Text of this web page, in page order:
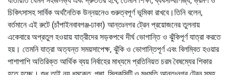
চিকিৎসাসহ সার্বিক অর্থনৈতিক উন্নয়নেও গুরুত্বপূর্ণ ভূমিকা রাখবে।তিনি বলেন,
বর্তমানে এই রুটে (চাঁপাইনবাবগঞ্জ-ঢাকা) আন্তঃনগর ট্রেন প্রয়োজনের তুলনায়
একেবারে অপ্রতুল হওয়ায় যাত্রীদের সড়কপথে দীর্ঘ ভোগান্তি ও ঝুঁকিপূর্ণ যাত্রা করতে
হয়। তেমনি যাত্রা অত্যন্ত সময়সাপেক্ষ, ঝুঁকি ও ভোগান্তিপূর্ণ এবং বিলম্বিত হওয়ার
পাশাপাশি অতিরিক্ত আর্থিক ব্যয় নির্বাহের মাধ্যমে প্রতিনিয়ত চরম বৈষম্যের শিকার